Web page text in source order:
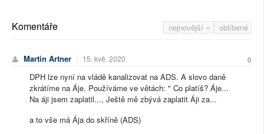
nejnovější oblíbené
Komentáře
Martin Artner 15. kvě. 2020 0
DPH lze nyní na vládě kanalizovat na ADS. A slovo daně
zkrátíme na Áje. Používáme ve větách: " Co platíš? Áje...
Na áji jsem zaplatil..., Ještě mě zbývá zaplatit Áji za...
a to vše má Ája do skříně (ADS)